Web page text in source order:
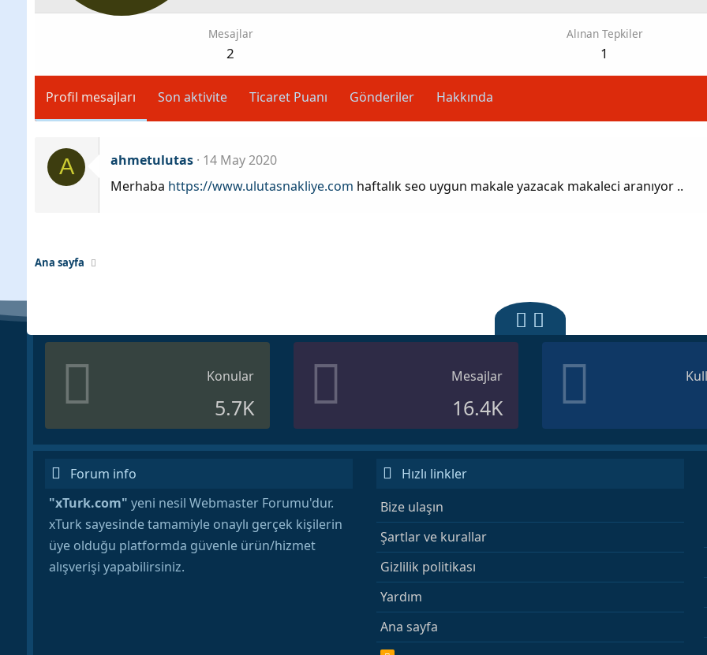
Mesajlar
2
Alınan Tepkiler
1
Profil mesajları Son aktivite Ticaret Puanı Gönderiler Hakkında
A ahmetulutas
14 May 2020
Merhaba https://www.ulutasnakliye.com haftalık seo uygun makale yazacak makaleci aranıyor ..
Ana sayfa
Konular
5.7K
Mesajlar
16.4K
Forum info
"xTurk.com" yeni nesil Webmaster Forumu'dur.
xTurk sayesinde tamamiyle onaylı gerçek kişilerin
üye olduğu platformda güvenle ürün/hizmet
alışverişi yapabilirsiniz.
Hızlı linkler
Bize ulaşın
Şartlar ve kurallar
Gizlilik politikası
Yardım
Ana sayfa